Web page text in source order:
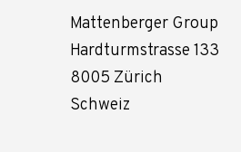
Mattenberger Group
Hardturmstrasse 133
8005 Zürich
Schweiz